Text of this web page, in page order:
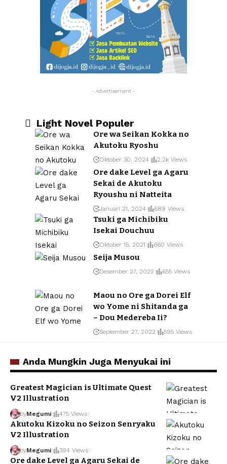
- Advertisement -
Light Novel Populer
Ore wa Seikan Kokka no
Akutoku Ryoshu
Oktober 30, 2024 2.2k Views
Ore dake Level ga Agaru
Sekai de Akutoku
Ryoushu ni Natteita
Januari 21, 2024 689 Views
Tsuki ga Michibiku
Isekai Douchuu
Oktober 15, 2021 660 Views
Seija Musou
Desember 27, 2022 655 Views
Maou no Ore ga Dorei Elf
wo Yome ni Shitanda ga
– Dou Medereba Ii?
September 27, 2022 595 Views
Anda Mungkin Juga Menyukai ini
Greatest Magician is Ultimate Quest
V2 Illustration
byMegumi 475 Views
Akutoku Kizoku no Seizon Senryaku
V2 Illustration
byMegumi 394 Views
Ore dake Level ga Agaru Sekai de